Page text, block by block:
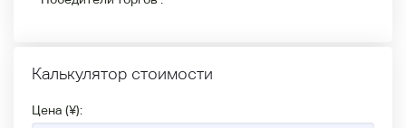
Калькулятор стоимости
Цена (¥):